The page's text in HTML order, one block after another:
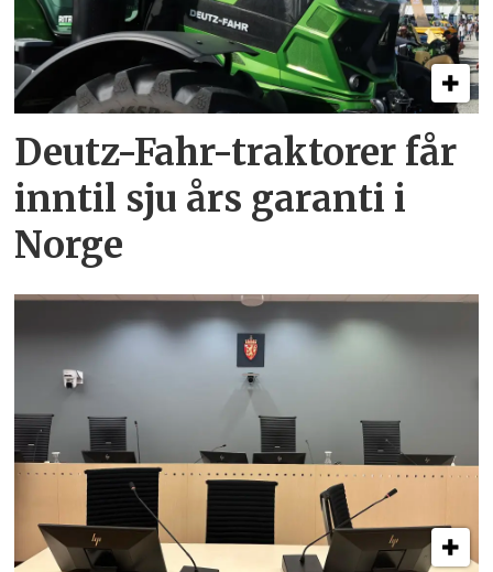
Deutz-Fahr-traktorer får
inntil sju års garanti i
Norge